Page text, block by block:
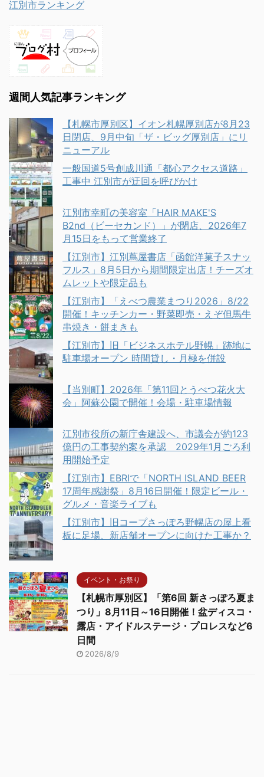
江別市ランキング
週間人気記事ランキング
【札幌市厚別区】イオン札幌厚別店が8月23
日閉店、9月中旬「ザ・ビッグ厚別店」にリ
ニューアル
一般国道5号創成川通「都心アクセス道路」
工事中 江別市が迂回を呼びかけ
江別市幸町の美容室「HAIR MAKE'S
B2nd（ビーセカンド）」が閉店、2026年7
月15日をもって営業終了
【江別市】江別蔦屋書店「函館洋菓子スナッ
フルス」8月5日から期間限定出店！チーズオ
ムレットや限定品も
【江別市】「えべつ農業まつり2026」8/22
開催！キッチンカー・野菜即売・えぞ但馬牛
串焼き・餅まきも
【江別市】旧「ビジネスホテル野幌」跡地に
駐車場オープン 時間貸し・月極を併設
【当別町】2026年「第11回とうべつ花火大
会」阿蘇公園で開催！会場・駐車場情報
江別市役所の新庁舎建設へ、市議会が約123
億円の工事契約案を承認 2029年1月ごろ利
用開始予定
【江別市】EBRIで「NORTH ISLAND BEER
17周年感謝祭」8月16日開催！限定ビール・
グルメ・音楽ライブも
【江別市】旧コープさっぽろ野幌店の屋上看
板に足場、新店舗オープンに向けた工事か？
イベント・お祭り
【札幌市厚別区】「第6回 新さっぽろ夏ま
つり」8月11日～16日開催！盆ディスコ・
露店・アイドルステージ・プロレスなど6
日間
2026/8/9